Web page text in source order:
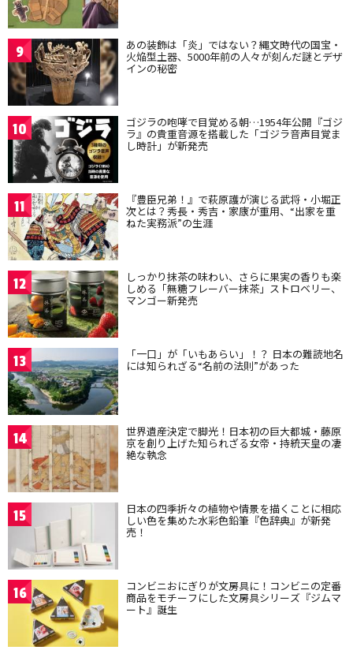
9 あの装飾は「炎」ではない？縄文時代の国宝・
火焔型土器、5000年前の人々が刻んだ謎とデザ
インの秘密
10 ゴジラの咆哮で目覚める朝…1954年公開『ゴジ
ラ』の貴重音源を搭載した「ゴジラ音声目覚ま
し時計」が新発売
11 『豊臣兄弟！』で萩原護が演じる武将・小堀正
次とは？秀長・秀吉・家康が重用、“出家を重
ねた実務派”の生涯
12 しっかり抹茶の味わい、さらに果実の香りも楽
しめる「無糖フレーバー抹茶」ストロベリー、
マンゴー新発売
13 「一口」が「いもあらい」！？ 日本の難読地名
には知られざる“名前の法則”があった
14 世界遺産決定で脚光！日本初の巨大都城・藤原
京を創り上げた知られざる女帝・持統天皇の凄
絶な執念
15 日本の四季折々の植物や情景を描くことに相応
しい色を集めた水彩色鉛筆『色辞典』が新発
売！
16 コンビニおにぎりが文房具に！コンビニの定番
商品をモチーフにした文房具シリーズ『ジムマ
ート』誕生